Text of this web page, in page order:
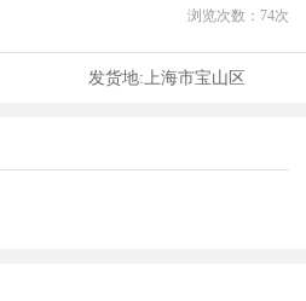
浏览次数： 74次
发货地:上海市宝山区